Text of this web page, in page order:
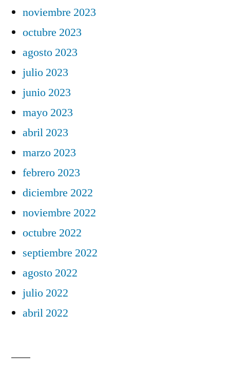
noviembre 2023
octubre 2023
agosto 2023
julio 2023
junio 2023
mayo 2023
abril 2023
marzo 2023
febrero 2023
diciembre 2022
noviembre 2022
octubre 2022
septiembre 2022
agosto 2022
julio 2022
abril 2022